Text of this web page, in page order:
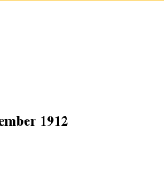
1912